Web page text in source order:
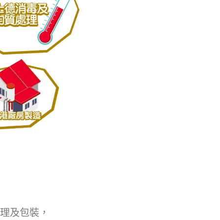
及包裝，